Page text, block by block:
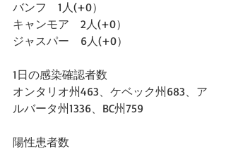
バンフ　1人(+0）
キャンモア　2人(+0）
ジャスパー　6人(+0）
1日の感染確認者数
オンタリオ州463、ケベック州683、ア
ルバータ州1336、BC州759
陽性患者数